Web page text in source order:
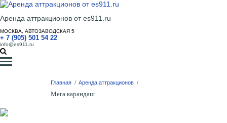
Аренда аттракционов от es911.ru
МОСКВА, АВТОЗАВОДСКАЯ 5
+ 7 (905) 501 54 22
info@es911.ru
Главная / Аренда аттракционов /
Мега карандаш